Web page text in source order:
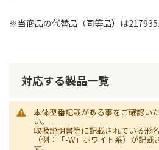
※当商品の代替品（同等品）は
対応する製品一覧
本体型番記載がある事をご確認い
い。
取扱説明書等に記載されている形
（例：「-W」ホワイト系）が記